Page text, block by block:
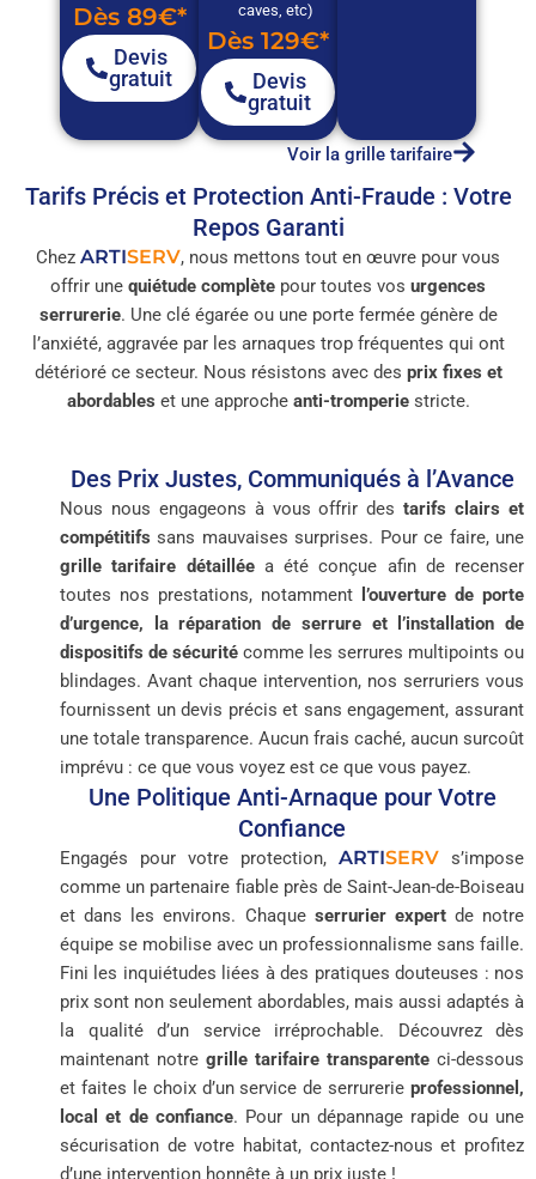
Dès 89€*
Devis
gratuit
caves, etc)
Dès 129€*
Devis
gratuit
Voir la grille tarifaire
Tarifs Précis et Protection Anti-Fraude : Votre
Repos Garanti
Chez ARTISERV, nous mettons tout en œuvre pour vous
offrir une quiétude complète pour toutes vos urgences
serrurerie. Une clé égarée ou une porte fermée génère de
l’anxiété, aggravée par les arnaques trop fréquentes qui ont
détérioré ce secteur. Nous résistons avec des prix fixes et
abordables et une approche anti-tromperiestricte.
Des Prix Justes, Communiqués à l’Avance
Nous nous engageons à vous offrir destarifs clairs et
compétitifs sans mauvaises surprises. Pour ce faire, une
grille tarifaire détailléea été conçue afin de recenser
toutes nos prestations, notamment
l’ouverture de porte
d’urgence, la réparation de serrure et l’installation de
dispositifs de sécurité comme les serrures multipoints ou
blindages. Avant chaque intervention, nos serruriers vous
fournissent un devis précis et sans engagement, assurant
une totale transparence. Aucun frais caché, aucun surcoût
imprévu : ce que vous voyez est ce que vous payez.
Une Politique Anti-Arnaque pour Votre
Confiance
Engagés pour votre protection, ARTISERV s’impose
comme un partenaire fiable près de Saint-Jean-de-Boiseau
et dans les environs. Chaque serrurier expertde notre
équipe se mobilise avec un professionnalisme sans faille.
Fini les inquiétudes liées à des pratiques douteuses : nos
prix sont non seulement abordables, mais aussi adaptés à
la qualité d’un service irréprochable. Découvrez dès
maintenant notre grille tarifaire transparente ci-dessous
et faites le choix d’un service de serrurerie professionnel,
local et de confiance. Pour un dépannage rapide ou une
sécurisation de votre habitat, contactez-nous et profitez
d’une intervention honnête à un prix juste !